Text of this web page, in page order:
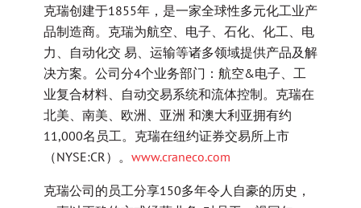
克瑞创建于1855年，是一家全球性多元化工业产
品制造商。克瑞为航空、电子、石化、化工、电
力、自动化交 易、运输等诸多领域提供产品及解
决方案。公司分4个业务部门：航空&电子、工
业复合材料、自动交易系统和流体控制。克瑞在
北美、南美、欧洲、亚洲 和澳大利亚拥有约
11,000名员工。克瑞在纽约证券交易所上市
（NYSE:CR）。 www.craneco.com
克瑞公司的员工分享150多年令人自豪的历史，